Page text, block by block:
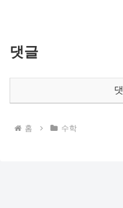
댓글
홈 수학